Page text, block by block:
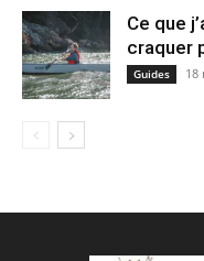
Ce que
craquer
Guides 18